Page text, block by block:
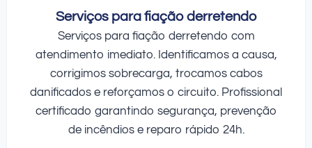
Serviços para fiação derretendo
Serviços para fiação derretendo com
atendimento imediato. Identificamos a causa,
corrigimos sobrecarga, trocamos cabos
danificados e reforçamos o circuito. Profissional
certificado garantindo segurança, prevenção
de incêndios e reparo rápido 24h.